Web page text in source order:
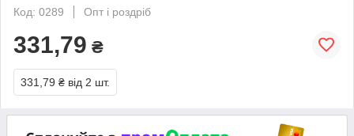
Код: 0289
Опт і роздріб
331,79 ₴
331,79 ₴ від 2 шт.